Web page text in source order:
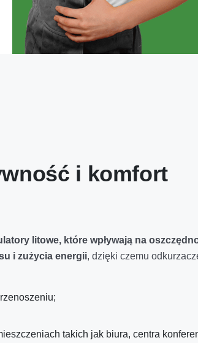
i komfort
litowe, które wpływają na
i zużycia energii, dzięki czemu
takich jak biura, centra